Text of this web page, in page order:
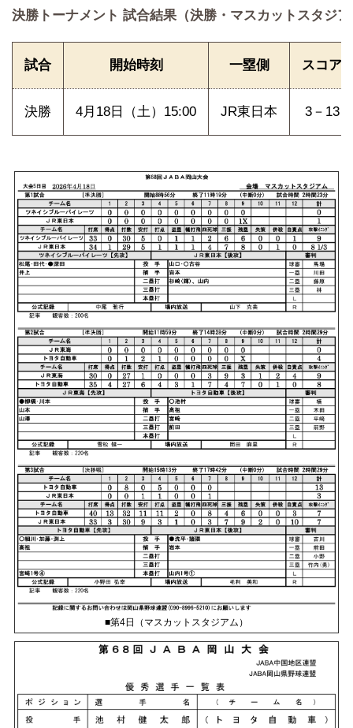
決勝トーナメント 試合結果（決勝・マスカットスタジ
試合 開始時刻 一塁側 スコア
決勝 4月18日（土）15:00 JR東日本 3－13
■第4日（マスカットスタジアム）